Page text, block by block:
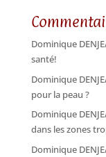
Dominique
santé!
Dominique
pour la peau ?
Dominique
dans les zones
Dominique